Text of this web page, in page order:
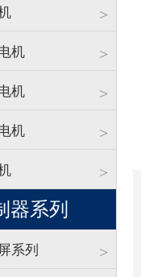
>
机 >
机 >
机 >
>
器系列
系列 >